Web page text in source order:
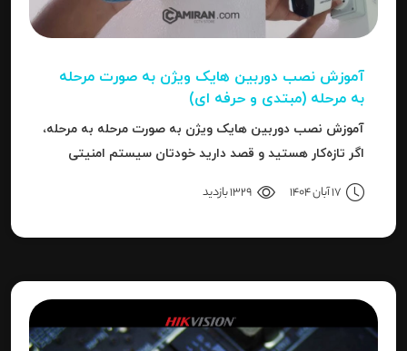
آموزش نصب دوربین هایک‌ ویژن به صورت مرحله‌
به‌ مرحله (مبتدی و حرفه ای)
آموزش نصب دوربین هایک‌ ویژن به صورت مرحله‌ به‌ مرحله،
اگر تازه‌کار هستید و قصد دارید خودتان سیستم امنیتی
دقیق‌تری را بدانید، این مقاله برای شما نوشته شده است.
17 آبان 1404 1329 بازدید